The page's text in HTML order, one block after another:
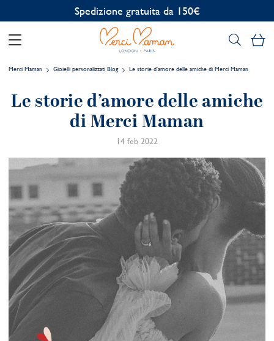
Spedizione gratuita da 150€
Il
Merci Maman Gioielli personalizzati Blog Le storie d’amore delle amiche di Merci Maman
Le storie d’amore delle amiche
di Merci Maman
14 feb 2022